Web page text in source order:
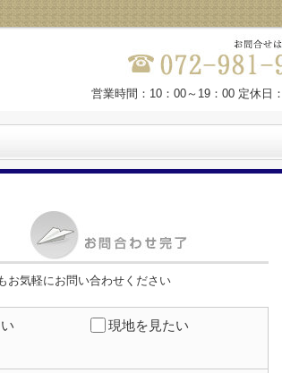
営業時間：10：00～19：00 定休日
お気軽にお問い合わせください
現地を見たい